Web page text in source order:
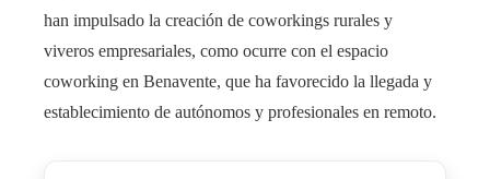
han impulsado la creación de coworkings rurales y
viveros empresariales, como ocurre con el espacio
coworking en Benavente, que ha favorecido la llegada y
establecimiento de autónomos y profesionales en remoto.